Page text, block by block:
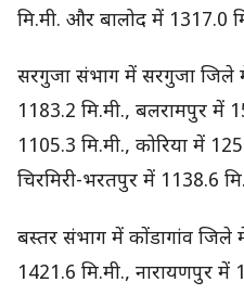
मि.मी. और बालोद में 1317.0
सरगुजा संभाग में सरगुजा जिले
1183.2 मि.मी., बलरामपुर में
1105.3 मि.मी., कोरिया में
चिरमिरी-भरतपुर में 1138.6
बस्तर संभाग में कोंडागांव जिले
1421.6 मि.मी., नारायणपुर में